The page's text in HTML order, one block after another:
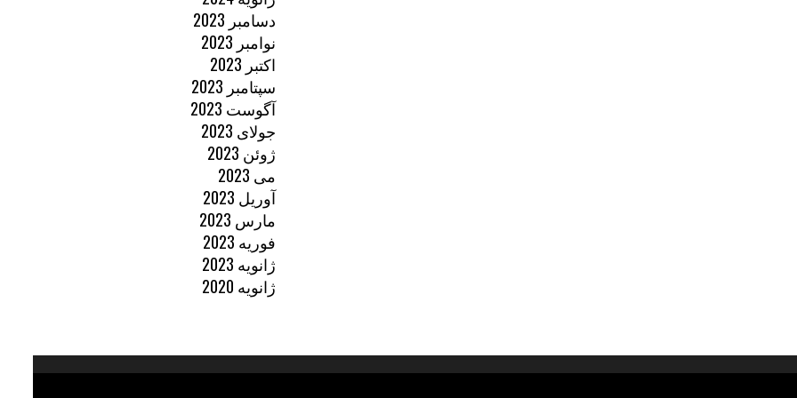
دسامبر 2023
نوامبر 2023
اکتبر 2023
سپتامبر 2023
آگوست 2023
جولای 2023
ژوئن 2023
می 2023
آوریل 2023
مارس 2023
فوریه 2023
ژانویه 2023
ژانویه 2020